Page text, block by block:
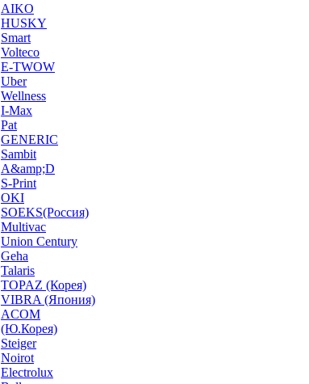
AIKO
HUSKY
Smart
Volteco
E-TWOW
Uber
Wellness
I-Max
Pat
GENERIC
Sambit
A&amp;D
S-Print
OKI
SOEKS(Россия)
Multivac
Union Century
Geha
Talaris
TOPAZ (Корея)
VIBRA (Япония)
ACOM
(Ю.Корея)
Steiger
Noirot
Electrolux